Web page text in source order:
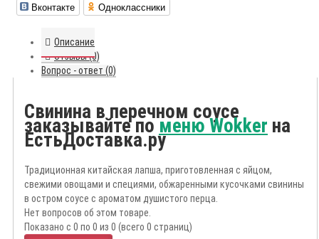
Вконтакте Одноклассники
Описание
Отзывы (0)
Вопрос - ответ (0)
Свинина в перечном соусе
заказывайте поменю Wokker на
ЕстьДоставка.ру
Традиционная китайская лапша, приготовленная c яйцом,
свежими овощами и специями, обжаренными кусочками свинины
в остром соусе с ароматом душистого перца.
Нет вопросов об этом товаре.
Показано с 0 по 0 из 0 (всего 0 страниц)